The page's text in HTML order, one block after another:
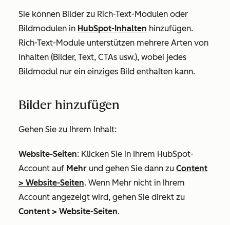
Sie können Bilder zu Rich-Text-Modulen oder
Bildmodulen in HubSpot-Inhalten hinzufügen.
Rich-Text-Module unterstützen mehrere Arten von
Inhalten (Bilder, Text, CTAs usw.), wobei jedes
Bildmodul nur ein einziges Bild enthalten kann.
Bilder hinzufügen
Gehen Sie zu Ihrem Inhalt:
Website-Seiten: Klicken Sie in Ihrem HubSpot-
Account auf Mehr und gehen Sie dann zu Content
> Website-Seiten. Wenn Mehr nicht in Ihrem
Account angezeigt wird, gehen Sie direkt zu
Content > Website-Seiten.